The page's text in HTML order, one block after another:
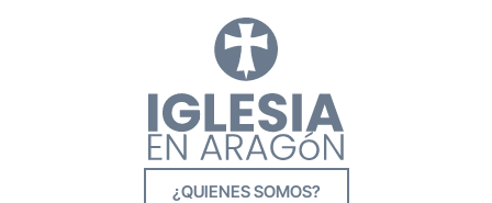
¿QUIENES SOMOS?